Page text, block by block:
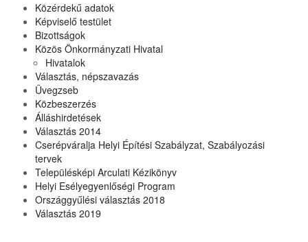
Közérdekű adatok
Képviselő testület
Bizottságok
Közös Önkormányzati Hivatal
Hivatalok
Választás, népszavazás
Üvegzseb
Közbeszerzés
Álláshirdetések
Választás 2014
Cserépváralja Helyi Építési Szabályzat, Szabályozási
tervek
Településképi Arculati Kézikönyv
Helyi Esélyegyenlőségi Program
Országgyűlési választás 2018
Választás 2019